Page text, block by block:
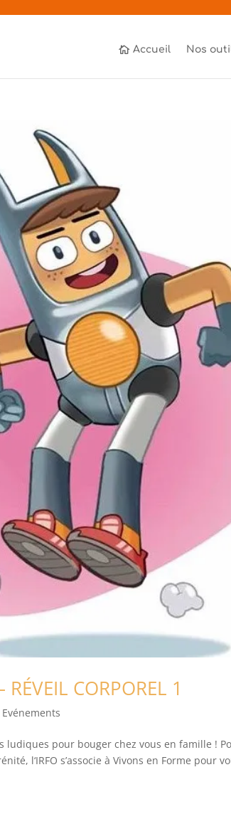
Accueil Nos
CORPOREL 1
Evénements
ludiques pour bouger chez vous en famille !
l‘IRFO s’associe à Vivons en Forme pour